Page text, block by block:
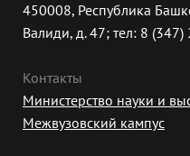
450008, Республика
Валиди, д. 47; тел: 8
Контакты
Министерство науки и
Межвузовский кампус